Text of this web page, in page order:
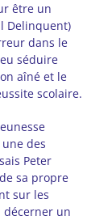
être un
Delinquent)
dans le
séduire
aîné et le
scolaire.
une des
Peter
sa propre
sur les
décerner un